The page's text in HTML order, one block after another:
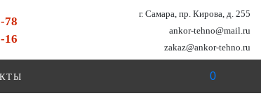
78
16
г. Самара, пр. Кирова, д. 255
ankor-tehno@mail.ru
zakaz@ankor-tehno.ru
0